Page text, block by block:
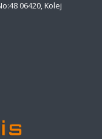
06420, Kolej